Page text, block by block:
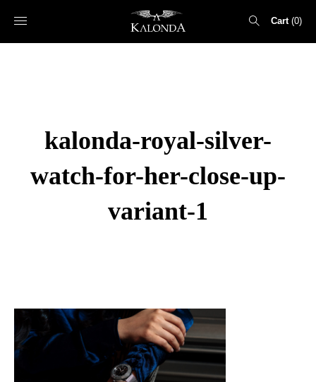
Cart 0
kalonda-royal-silver-
watch-for-her-close-up-
variant-1